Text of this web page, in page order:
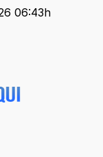
06:43h